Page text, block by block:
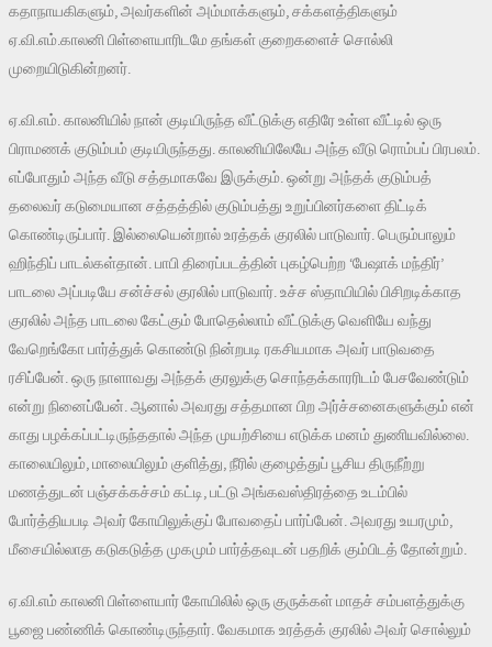
கதாநாயகிகளும், அவர்களின் அம்மாக்களும், சக்களத்திகளும்
ஏ.வி.எம்.காலனி பிள்ளையாரிடமே தங்கள் குறைகளைச் சொல்லி
முறையிடுகின்றனர்.
ஏ.வி.எம். காலனியில் நான் குடியிருந்த வீட்டுக்கு எதிரே உள்ள வீட்டில் ஒரு
பிராமணக் குடும்பம் குடியிருந்தது. காலனியிலேயே அந்த வீடு ரொம்பப் பிரபலம்.
எப்போதும் அந்த வீடு சத்தமாகவே இருக்கும். ஒன்று அந்தக் குடும்பத்
தலைவர் கடுமையான சத்தத்தில் குடும்பத்து உறுப்பினர்களை திட்டிக்
கொண்டிருப்பார். இல்லையென்றால் உரத்தக் குரலில் பாடுவார். பெரும்பாலும்
ஹிந்திப் பாடல்கள்தான். பாபி திரைப்படத்தின் புகழ்பெற்ற ‘பேஷாக் மந்திர்’
பாடலை அப்படியே சன்ச்சல் குரலில் பாடுவார். உச்ச ஸ்தாயியில் பிசிறடிக்காத
குரலில் அந்த பாடலை கேட்கும் போதெல்லாம் வீட்டுக்கு வெளியே வந்து
வேறெங்கோ பார்த்துக் கொண்டு நின்றபடி ரகசியமாக அவர் பாடுவதை
ரசிப்பேன். ஒரு நாளாவது அந்தக் குரலுக்கு சொந்தக்காரரிடம் பேசவேண்டும்
என்று நினைப்பேன். ஆனால் அவரது சத்தமான பிற அர்ச்சனைகளுக்கும் என்
காது பழக்கப்பட்டிருந்ததால் அந்த முயற்சியை எடுக்க மனம் துணியவில்லை.
காலையிலும், மாலையிலும் குளித்து, நீரில் குழைத்துப் பூசிய திருநீற்று
மணத்துடன் பஞ்சக்கச்சம் கட்டி, பட்டு அங்கவஸ்திரத்தை உடம்பில்
போர்த்தியபடி அவர் கோயிலுக்குப் போவதைப் பார்ப்பேன். அவரது உயரமும்,
மீசையில்லாத கடுகடுத்த முகமும் பார்த்தவுடன் பதறிக் கும்பிடத் தோன்றும்.
ஏ.வி.எம் காலனி பிள்ளையார் கோயிலில் ஒரு குருக்கள் மாதச் சம்பளத்துக்கு
பூஜை பண்ணிக் கொண்டிருந்தார். வேகமாக உரத்தக் குரலில் அவர் சொல்லும்